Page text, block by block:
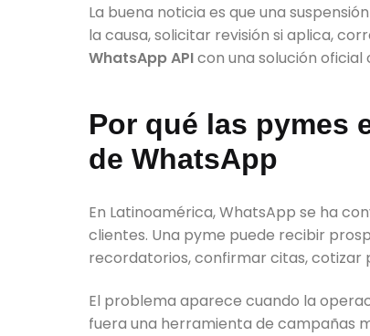
La buena noticia es que una
la causa, solicitar revisión si aplica,
WhatsApp APIcon una solución oficial
Por qué las pymes
de WhatsApp
En Latinoamérica, WhatsApp se ha
clientes. Una pyme puede recibir
recordatorios, confirmar citas, cotizar
El problema aparece cuando la
fuera una herramienta de campañas